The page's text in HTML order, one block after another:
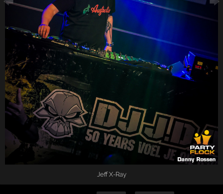
Jeff X-Ray